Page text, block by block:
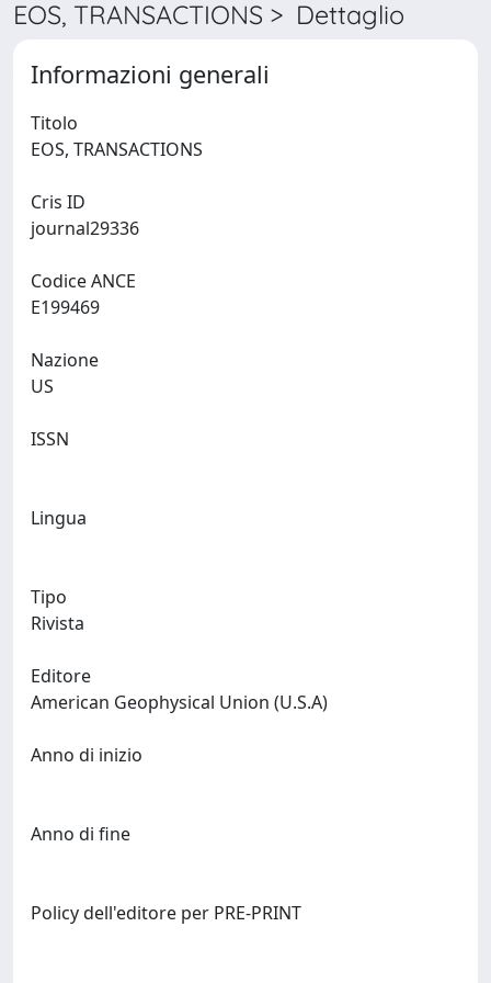
EOS, TRANSACTIONS > Dettaglio
Informazioni generali
Titolo
Cris ID
Codice ANCE
Nazione
ISSN
Lingua
Tipo
Rivista
Editore
Anno di inizio
Anno di fine
Policy dell'editore per PRE-PRINT